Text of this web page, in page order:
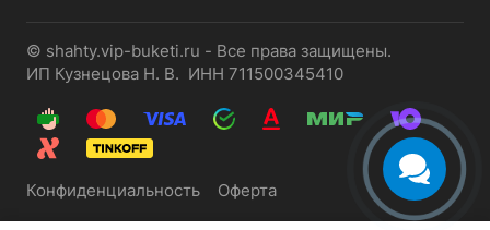
© shahty.vip-buketi.ru - Все права защищены.
ИП Кузнецова Н. В. ИНН 711500345410
Конфиденциальность Оферта